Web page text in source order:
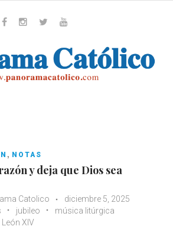
, NOTAS
y deja que Dios sea
Catolico
diciembre 5, 2025
jubileo
música litúrgica
León XIV